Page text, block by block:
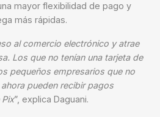
mayor flexibilidad de pago y
más rápidas.
al comercio electrónico y atrae
Los que no tenían una tarjeta de
pequeños empresarios que no
pueden recibir pagos
”, explica Daguani.